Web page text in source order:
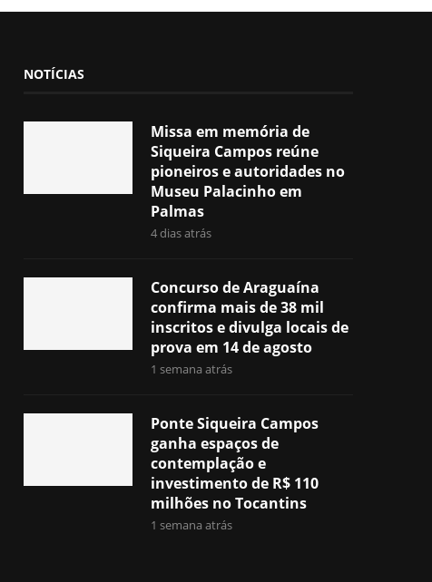
NOTÍCIAS
Missa em memória de
Siqueira Campos reúne
pioneiros e autoridades no
Museu Palacinho em
Palmas
4 dias atrás
Concurso de Araguaína
confirma mais de 38 mil
inscritos e divulga locais de
prova em 14 de agosto
1 semana atrás
Ponte Siqueira Campos
ganha espaços de
contemplação e
investimento de R$ 110
milhões no Tocantins
1 semana atrás